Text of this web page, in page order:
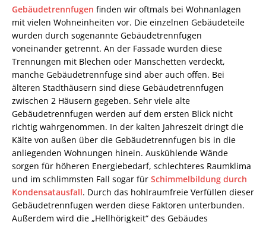
Gebäudetrennfugen finden wir oftmals bei Wohnanlagen
mit vielen Wohneinheiten vor. Die einzelnen Gebäudeteile
wurden durch sogenannte Gebäudetrennfugen
voneinander getrennt. An der Fassade wurden diese
Trennungen mit Blechen oder Manschetten verdeckt,
manche Gebäudetrennfuge sind aber auch offen. Bei
älteren Stadthäusern sind diese Gebäudetrennfugen
zwischen 2 Häusern gegeben. Sehr viele alte
Gebäudetrennfugen werden auf dem ersten Blick nicht
richtig wahrgenommen. In der kalten Jahreszeit dringt die
Kälte von außen über die Gebäudetrennfugen bis in die
anliegenden Wohnungen hinein. Auskühlende Wände
sorgen für höheren Energiebedarf, schlechteres Raumklima
und im schlimmsten Fall sogar für Schimmelbildung durch
Kondensatausfall. Durch das hohlraumfreie Verfüllen dieser
Gebäudetrennfugen werden diese Faktoren unterbunden.
Außerdem wird die „Hellhörigkeit“ des Gebäudes